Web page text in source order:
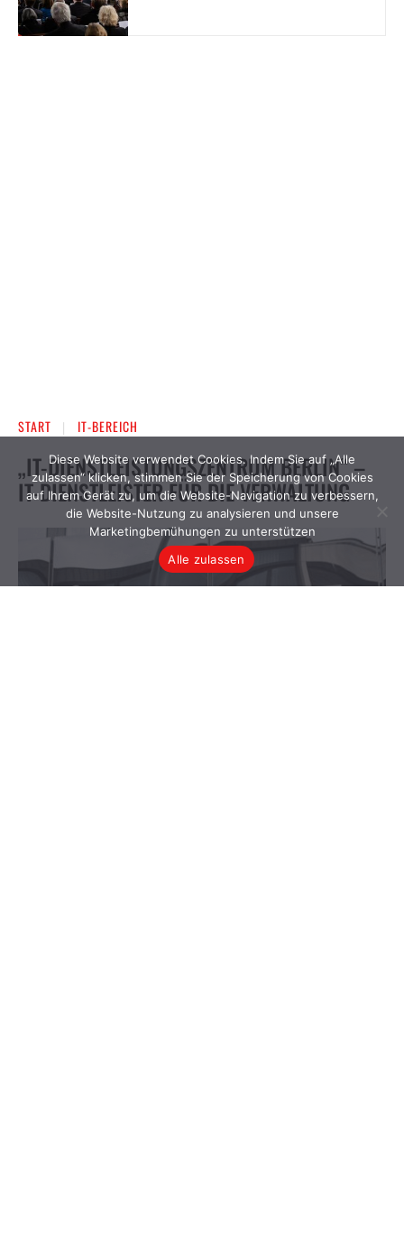
Diese Website verwendet Cookies. Indem Sie auf „Alle
zulassen“ klicken, stimmen Sie der Speicherung von Cookies
auf Ihrem Gerät zu, um die Website-Navigation zu verbessern,
die Website-Nutzung zu analysieren und unsere
Marketingbemühungen zu unterstützen
Alle zulassen